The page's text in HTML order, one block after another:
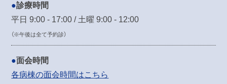
診療時間
平日 9:00 - 17:00 / 土曜 9:00 - 12:00
（※午後は全て予約診）
面会時間
各病棟の面会時間はこちら